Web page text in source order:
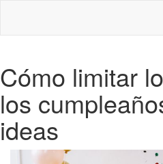
Cómo limitar
los
ideas